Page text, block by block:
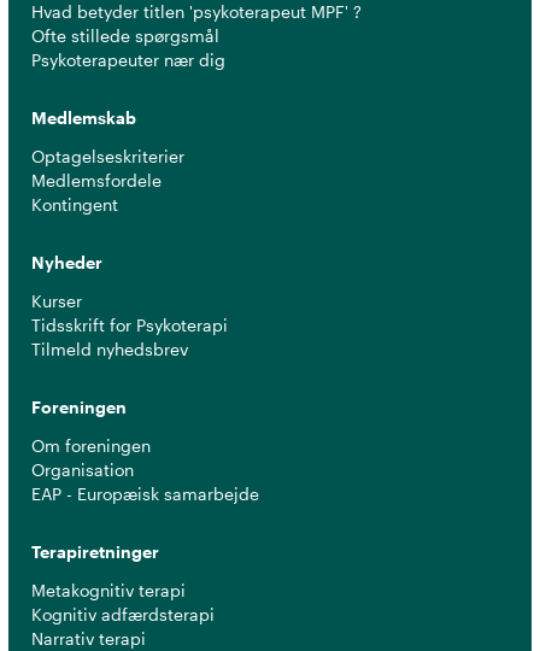
Hvad betyder titlen 'psykoterapeut MPF' ?
Ofte stillede spørgsmål
Psykoterapeuter nær dig
Medlemskab
Optagelseskriterier
Medlemsfordele
Kontingent
Nyheder
Kurser
Tidsskrift for Psykoterapi
Tilmeld nyhedsbrev
Foreningen
Om foreningen
Organisation
EAP - Europæisk samarbejde
Terapiretninger
Metakognitiv terapi
Kognitiv adfærdsterapi
Narrativ terapi